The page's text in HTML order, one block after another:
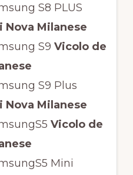
S8 PLUS
Nova Milanese
S9 Vicolo de
S9 Plus
Nova Milanese
Vicolo de
Mini